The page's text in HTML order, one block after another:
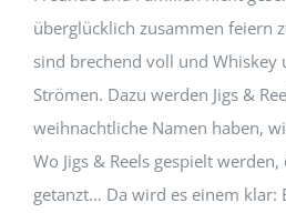
überglücklich zusammen feiern
sind brechend voll und Whiskey
Strömen. Dazu werden Jigs &
weihnachtliche Namen haben,
Wo Jigs & Reels gespielt
getanzt… Da wird es einem klar: